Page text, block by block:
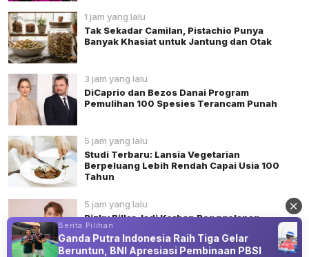
1 jam yang lalu
Tak Sekadar Camilan, Pistachio Punya
Banyak Khasiat untuk Jantung dan Otak
3 jam yang lalu
DiCaprio dan Bezos Danai Program
Pemulihan 100 Spesies Terancam Punah
5 jam yang lalu
Studi Terbaru: Lansia Vegetarian
Berpeluang Lebih Rendah Capai Usia 100
Tahun
5 jam yang lalu
Rizky Billar Jadi Korban Penggelapan
Rp3,1 Miliar, Uang Lesti Kejora dan Anak
Ikut Raib
Berita Pilihan
Ganda Putra Indonesia Raih Tiga Gelar
Beruntun, BNI Apresiasi Pembinaan PBSI